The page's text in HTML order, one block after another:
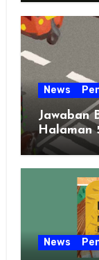
News
Jawaban
Halaman
News